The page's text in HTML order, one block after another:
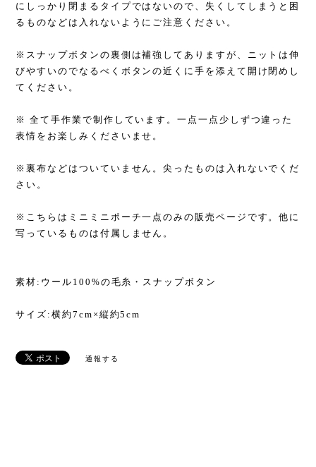
にしっかり閉まるタイプではないので、失くしてしまうと困
るものなどは入れないようにご注意ください。
※スナップボタンの裏側は補強してありますが、ニットは伸
びやすいのでなるべくボタンの近くに手を添えて開け閉めし
てください。
※ 全て手作業で制作しています。一点一点少しずつ違った
表情をお楽しみくださいませ。
※裏布などはついていません。尖ったものは入れないでくだ
さい。
※こちらはミニミニポーチ一点のみの販売ページです。他に
写っているものは付属しません。
素材:ウール100%の毛糸・スナップボタン
サイズ:横約7cm×縦約5cm
通報する